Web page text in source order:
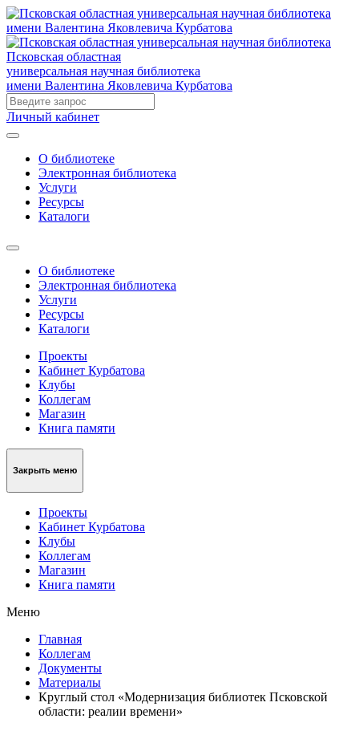
Псковская областная
универсальная научная библиотека
имени Валентина Яковлевича Курбатова
Личный кабинет
О библиотеке
Электронная библиотека
Услуги
Ресурсы
Каталоги
О библиотеке
Электронная библиотека
Услуги
Ресурсы
Каталоги
Проекты
Кабинет Курбатова
Клубы
Коллегам
Магазин
Книга памяти
Закрыть меню
Проекты
Кабинет Курбатова
Клубы
Коллегам
Магазин
Книга памяти
Меню
Главная
Коллегам
Документы
Материалы
Круглый стол «Модернизация библиотек Псковской
области: реалии времени»